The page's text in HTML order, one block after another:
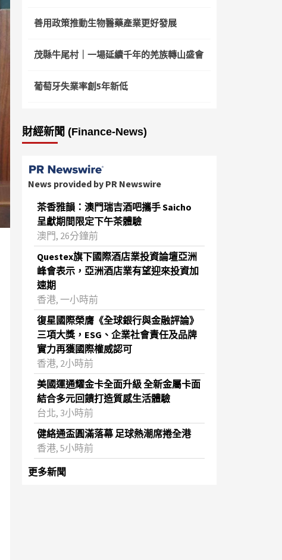
善用政策推動生物醫藥產業更好發展
茂縣牛尾村｜一場延續千年的羌族轉山盛會
葡萄牙失業率創5年新低
財經新聞 (Finance-News)
News provided by PR Newswire
茶香雅韻：澳門瑞吉酒吧攜手 Saicho
呈獻期間限定下午茶體驗
澳門, 26分鐘前
Questex旗下國際酒店業投資論壇亞洲
峰會表示，亞洲酒店業有望迎來投資加
速期
香港, 一小時前
復星國際榮膺《全球銀行與金融評論》
三項大獎，ESG、企業社會責任及品牌
實力再獲國際權威認可
香港, 2小時前
美國運通耀金卡全面升級 全新金屬卡面
結合多元回饋打造質感生活體驗
台北, 3小時前
健絡通盃圓滿落幕 足球熱潮席捲全港
香港, 5小時前
更多新聞